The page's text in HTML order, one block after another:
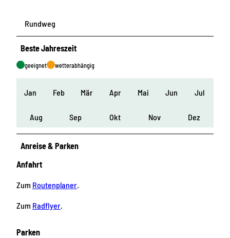
Rundweg
Beste Jahreszeit
geeignet wetterabhängig
Jan Feb Mär Apr Mai Jun Jul
Aug Sep Okt Nov Dez
Anreise & Parken
Anfahrt
Zum Routenplaner.
Zum Radflyer.
Parken